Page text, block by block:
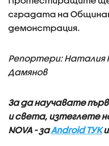
сградата на
демонстрация.
Репортери: Наталия
Дамянов
За да научавате
и света, изтеглете
NOVA - заAndroid ТУК